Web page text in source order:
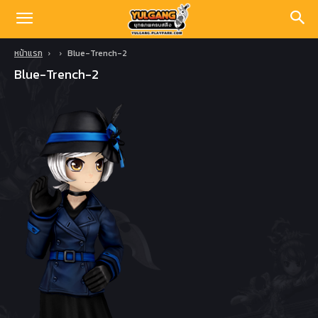
หน้าแรก Blue-Trench-2
Blue-Trench-2